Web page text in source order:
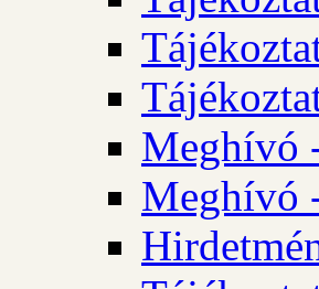
Meghívó
Meghívó